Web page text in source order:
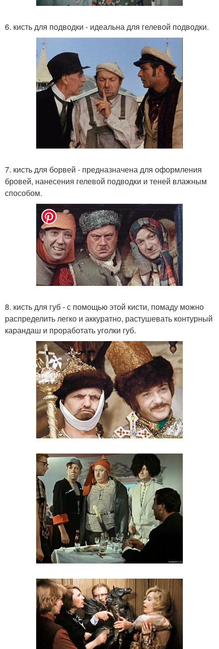
6. кисть для подводки - идеальна для гелевой подводки.
7. кисть для борвей - предназначена для оформления
бровей, нанесения гелевой подводки и теней влажным
способом.
8. кисть для губ - с помощью этой кисти, помаду можно
распределить легко и аккуратно, растушевать контурный
карандаш и проработать уголки губ.